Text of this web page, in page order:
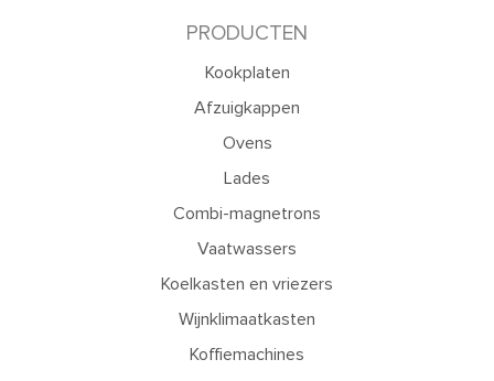
PRODUCTEN
Kookplaten
Afzuigkappen
Ovens
Lades
Combi-magnetrons
Vaatwassers
Koelkasten en vriezers
Wijnklimaatkasten
Koffiemachines